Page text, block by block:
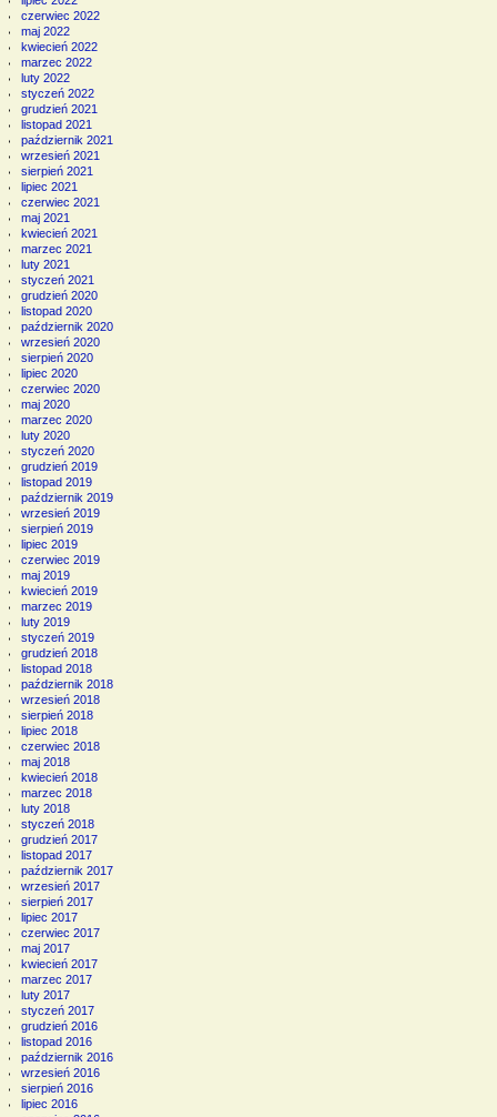
czerwiec 2022
maj 2022
kwiecień 2022
marzec 2022
luty 2022
styczeń 2022
grudzień 2021
listopad 2021
październik 2021
wrzesień 2021
sierpień 2021
lipiec 2021
czerwiec 2021
maj 2021
kwiecień 2021
marzec 2021
luty 2021
styczeń 2021
grudzień 2020
listopad 2020
październik 2020
wrzesień 2020
sierpień 2020
lipiec 2020
czerwiec 2020
maj 2020
marzec 2020
luty 2020
styczeń 2020
grudzień 2019
listopad 2019
październik 2019
wrzesień 2019
sierpień 2019
lipiec 2019
czerwiec 2019
maj 2019
kwiecień 2019
marzec 2019
luty 2019
styczeń 2019
grudzień 2018
listopad 2018
październik 2018
wrzesień 2018
sierpień 2018
lipiec 2018
czerwiec 2018
maj 2018
kwiecień 2018
marzec 2018
luty 2018
styczeń 2018
grudzień 2017
listopad 2017
październik 2017
wrzesień 2017
sierpień 2017
lipiec 2017
czerwiec 2017
maj 2017
kwiecień 2017
marzec 2017
luty 2017
styczeń 2017
grudzień 2016
listopad 2016
październik 2016
wrzesień 2016
sierpień 2016
lipiec 2016